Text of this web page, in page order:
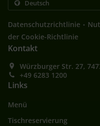
Datenschutzrichtlinie .
der Cookie-Richtlinie
Kontakt
Würzburger Str. 27,
+49 6283 1200
Links
Menü
Tischreservierung